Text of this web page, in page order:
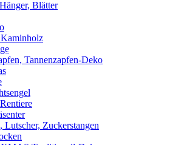
Blätter
Tannenzapfen-Deko
Lutscher, Zuckerstangen